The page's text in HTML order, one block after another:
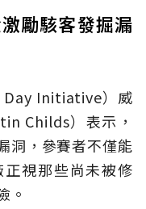
勵駭客發掘漏
Day Initiative）威
Childs）表示，
洞，參賽者不僅能
視那些尚未被修
。